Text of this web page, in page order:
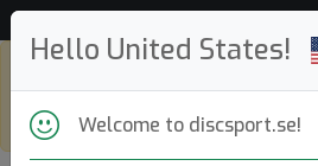
Hello United States!
Welcome to discsport.se!
go to